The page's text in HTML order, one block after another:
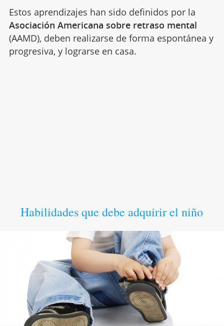
Estos aprendizajes han sido definidos por la
Asociación Americana sobre retraso mental
(AAMD), deben realizarse de forma espontánea y
progresiva, y lograrse en casa.
Habilidades que debe adquirir el niño